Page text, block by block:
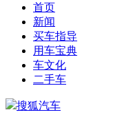
首页
新闻
买车指导
用车宝典
车文化
二手车
搜狐汽车